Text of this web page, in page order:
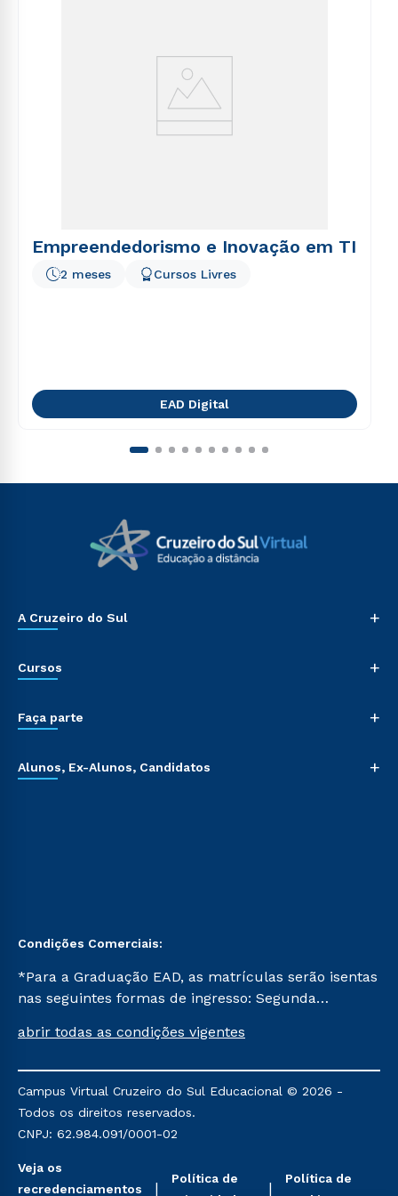
Empreendedorismo e Inovação em TI
2 meses Cursos Livres
EAD Digital
A Cruzeiro do Sul +
Cursos +
Faça parte +
Alunos, Ex-Alunos, Candidatos +
Condições Comerciais:
*Para a Graduação EAD, as matrículas serão isentas
nas seguintes formas de ingresso: Segunda
Já para as demais, a taxa de matrícula será de R$
mencionadas são referentes aos cursos: Ensino
Religioso, Geografia para a Docência e Metodologia
do Ensino de História: Questões Atuais.
abrir todas as condições vigentes
Campus Virtual Cruzeiro do Sul Educacional © 2026 -
Todos os direitos reservados.
CNPJ: 62.984.091/0001-02
Veja os
recredenciamentos
Política de
Política de